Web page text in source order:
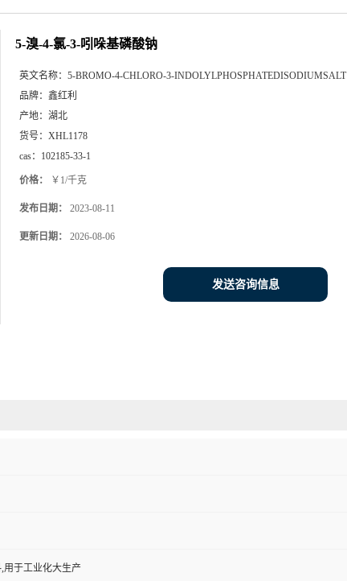
5-溴-4-氯-3-吲哚基磷酸钠
英文名称： 5-BROMO-4-CHLORO-3-INDOLYLPHOSPHATEDISODIUMSALT
品牌： 鑫红利
产地： 湖北
货号： XHL1178
cas： 102185-33-1
价格： ￥1/千克
发布日期： 2023-08-11
更新日期： 2026-08-06
发送咨询信息
用于工业化大生产